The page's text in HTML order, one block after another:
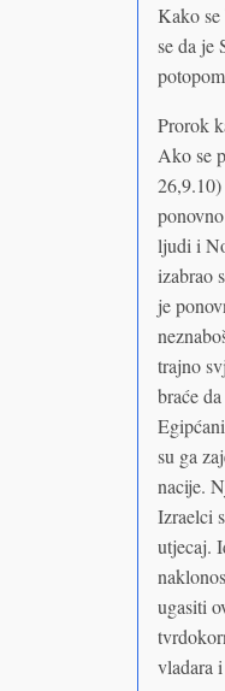
Kako
se da je
Prorok
Ako se
ljudi i
izabrao
je
trajno
braće
su ga
nacije.
Izraelci
utjecaj.
ugasiti
vladara